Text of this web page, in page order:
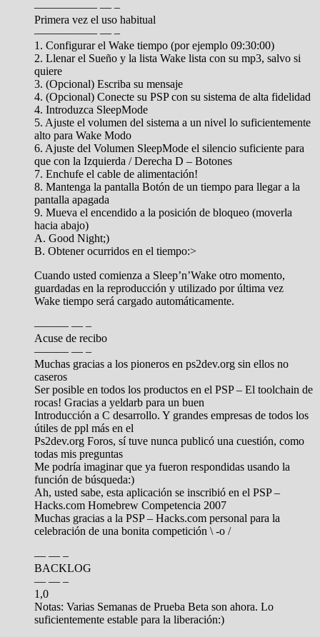
—————– — –
Primera vez el uso habitual
—————– — –
1. Configurar el Wake tiempo (por ejemplo 09:30:00)
2. Llenar el Sueño y la lista Wake lista con su mp3, salvo si
quiere
3. (Opcional) Escriba su mensaje
4. (Opcional) Conecte su PSP con su sistema de alta fidelidad
4. Introduzca SleepMode
5. Ajuste el volumen del sistema a un nivel lo suficientemente
alto para Wake Modo
6. Ajuste del Volumen SleepMode el silencio suficiente para
que con la Izquierda / Derecha D – Botones
7. Enchufe el cable de alimentación!
8. Mantenga la pantalla Botón de un tiempo para llegar a la
pantalla apagada
9. Mueva el encendido a la posición de bloqueo (moverla
hacia abajo)
A. Good Night;)
B. Obtener ocurridos en el tiempo:>
Cuando usted comienza a Sleep’n’Wake otro momento,
guardadas en la reproducción y utilizado por última vez
Wake tiempo será cargado automáticamente.
——— — –
Acuse de recibo
——— — –
Muchas gracias a los pioneros en ps2dev.org sin ellos no
caseros
Ser posible en todos los productos en el PSP – El toolchain de
rocas! Gracias a yeldarb para un buen
Introducción a C desarrollo. Y grandes empresas de todos los
útiles de ppl más en el
Ps2dev.org Foros, sí tuve nunca publicó una cuestión, como
todas mis preguntas
Me podría imaginar que ya fueron respondidas usando la
función de búsqueda:)
Ah, usted sabe, esta aplicación se inscribió en el PSP –
Hacks.com Homebrew Competencia 2007
Muchas gracias a la PSP – Hacks.com personal para la
celebración de una bonita competición \ -o /
— — –
BACKLOG
— — –
1,0
Notas: Varias Semanas de Prueba Beta son ahora. Lo
suficientemente estable para la liberación:)